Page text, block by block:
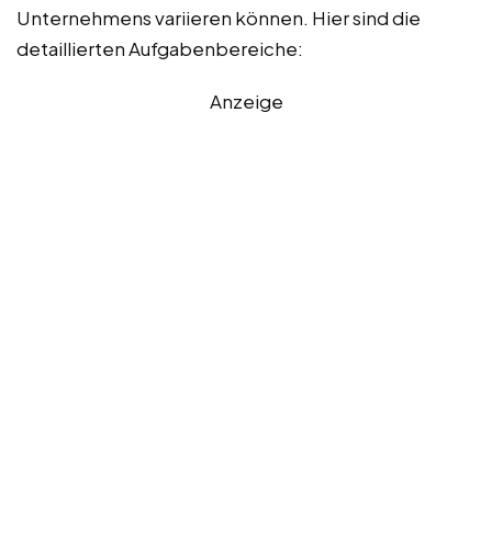
Unternehmens variieren können. Hier sind die
detaillierten Aufgabenbereiche:
Anzeige